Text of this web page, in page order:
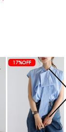
17%OFF